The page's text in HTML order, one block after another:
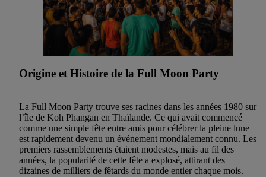
Origine et Histoire de la Full Moon Party
La Full Moon Party trouve ses racines dans les années 1980 sur
l’île de Koh Phangan en Thaïlande. Ce qui avait commencé
comme une simple fête entre amis pour célébrer la pleine lune
est rapidement devenu un événement mondialement connu. Les
premiers rassemblements étaient modestes, mais au fil des
années, la popularité de cette fête a explosé, attirant des
dizaines de milliers de fêtards du monde entier chaque mois.